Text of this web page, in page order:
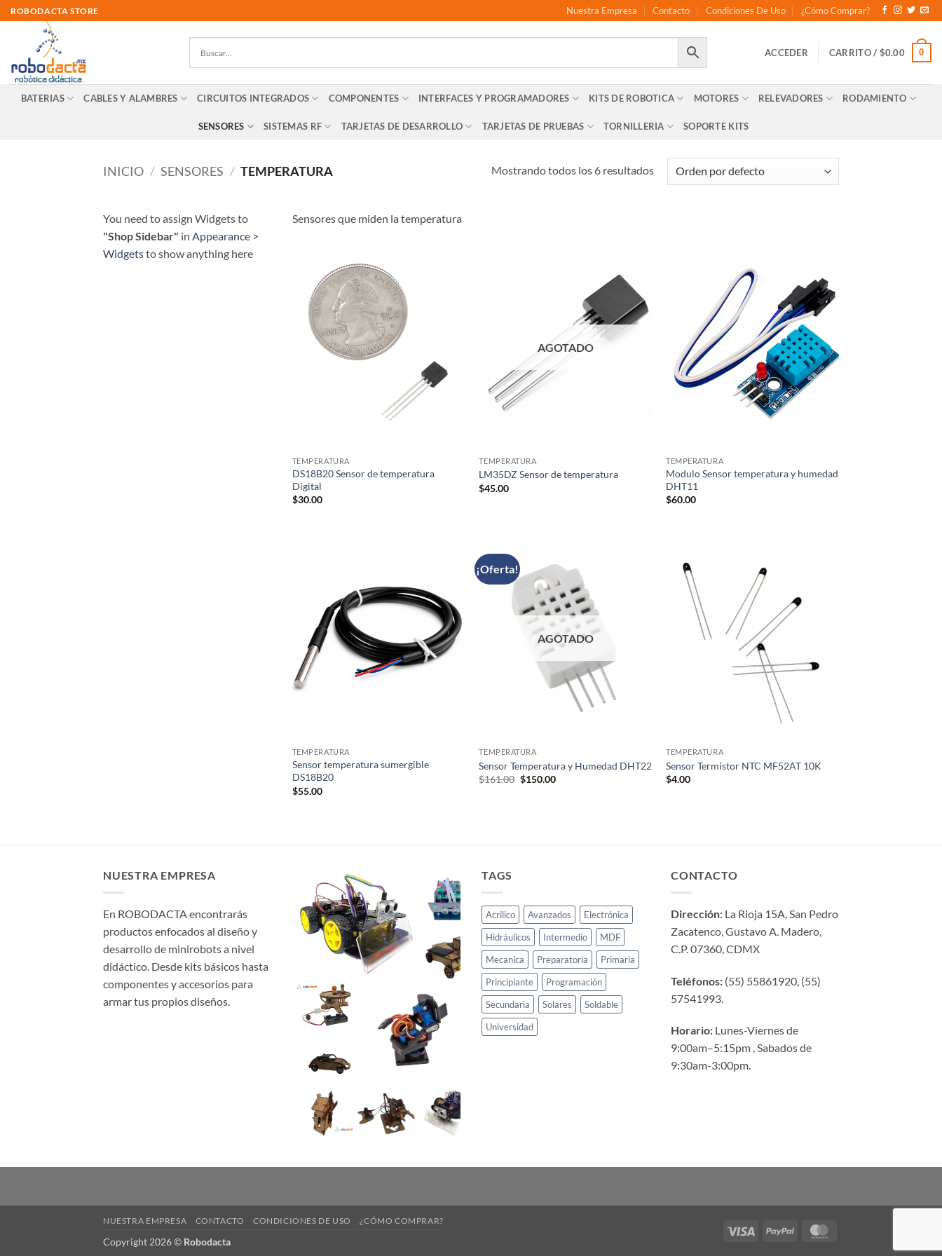
Skip
to
ROBODACTA STORE Nuestra Empresa Contacto Condiciones De Uso ¿Cómo Comprar?
ACCEDER CARRITO / $0.00 0
BATERIAS CABLES Y ALAMBRES CIRCUITOS INTEGRADOS COMPONENTES INTERFACES Y PROGRAMADORES KITS DE ROBOTICA MOTORES RELEVADORES RODAMIENTO
SENSORES SISTEMAS RF TARJETAS DE DESARROLLO TARJETAS DE PRUEBAS TORNILLERIA SOPORTE KITS
INICIO / SENSORES / TEMPERATURA Mostrando todos los 6 resultados
You need to assign Widgets to
"Shop Sidebar" in Appearance >
Widgetsto show anything here
Sensores que miden la temperatura
TEMPERATURA
DS18B20 Sensor de temperatura
Digital
$30.00
AGOTADO
TEMPERATURA
LM35DZ Sensor de temperatura
$45.00
TEMPERATURA
Modulo Sensor temperatura y humedad
DHT11
$60.00
TEMPERATURA
Sensor temperatura sumergible
DS18B20
$55.00
¡Oferta!
AGOTADO
TEMPERATURA
Sensor Temperatura y Humedad DHT22
$161.00 Original
$150.00Current
TEMPERATURA
Sensor Termistor NTC MF52AT 10K
$4.00
NUESTRA EMPRESA
En ROBODACTA encontrarás
productos enfocados al diseño y
desarrollo de minirobots a nivel
didáctico. Desde kits básicos hasta
componentes y accesorios para
armar tus propios diseños.
TAGS
Acrilico Avanzados
Electrónica
Hidráulicos
Intermedio
MDF
Mecanica
Preparatoria
Primaria
Principiante
Programación
Secundaria
Solares
Soldable
Universidad
CONTACTO
Dirección: La Rioja 15A, San Pedro
Zacatenco, Gustavo A. Madero,
C.P. 07360, CDMX
Teléfonos: (55) 55861920, (55)
57541993.
Horario: Lunes-Viernes de
9:00am–5:15pm , Sabados de
9:30am-3:00pm.
Visa PayPal
NUESTRA EMPRESA CONTACTO CONDICIONES DE USO ¿CÓMO COMPRAR?
Copyright 2026 © Robodacta